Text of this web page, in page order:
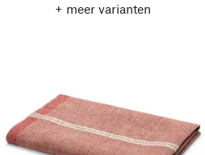
+ meer varianten